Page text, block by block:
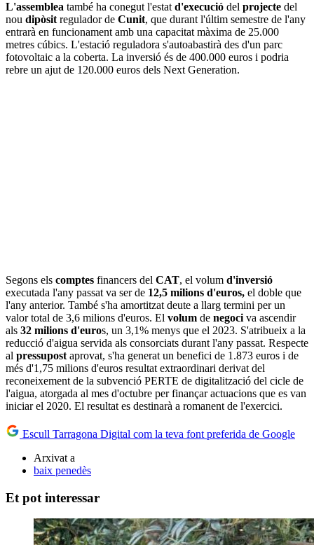
L'assemblea també ha conegut l'estat d'execució del projecte del
nou dipòsit regulador de Cunit, que durant l'últim semestre de l'any
entrarà en funcionament amb una capacitat màxima de 25.000
metres cúbics. L'estació reguladora s'autoabastirà des d'un parc
fotovoltaic a la coberta. La inversió és de 400.000 euros i podria
rebre un ajut de 120.000 euros dels Next Generation.
Segons els comptes financers del CAT, el volum d'inversió
executada l'any passat va ser de 12,5 milions d'euros, el doble que
l'any anterior. També s'ha amortitzat deute a llarg termini per un
valor total de 3,6 milions d'euros. El volum de negoci va ascendir
als 32 milions d'euros, un 3,1% menys que el 2023. S'atribueix a la
reducció d'aigua servida als consorciats durant l'any passat. Respecte
al pressupost aprovat, s'ha generat un benefici de 1.873 euros i de
més d'1,75 milions d'euros resultat extraordinari derivat del
reconeixement de la subvenció PERTE de digitalització del cicle de
l'aigua, atorgada al mes d'octubre per finançar actuacions que es van
iniciar el 2020. El resultat es destinarà a romanent de l'exercici.
Escull Tarragona Digital com la teva font preferida de Google
Arxivat a
baix penedès
Et pot interessar